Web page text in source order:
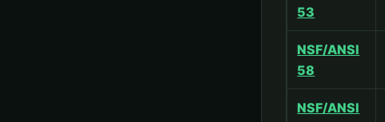
53
NSF/ANSI
58
NSF/ANSI